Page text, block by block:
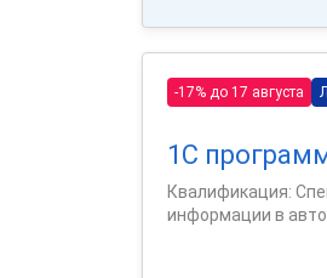
-17% до 17 августа
1С
Квалификация:
информации в